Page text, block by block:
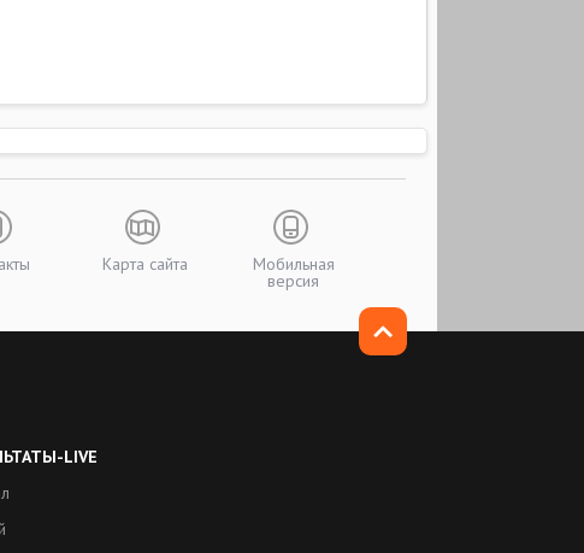
Карта сайта Мобильная
версия
LIVE